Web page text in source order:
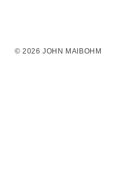
© 2026 JOHN MAIBOHM